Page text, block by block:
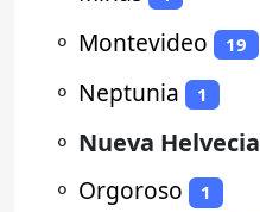
⚬ Montevideo 19
⚬ Neptunia 1
⚬ Nueva Helvecia
⚬ Orgoroso 1